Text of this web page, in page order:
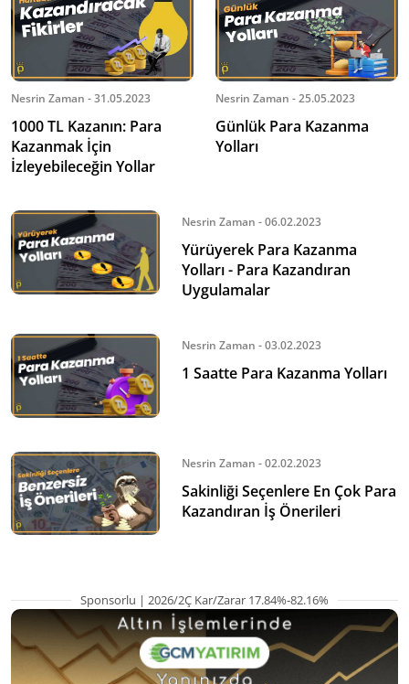
Nesrin Zaman - 31.05.2023
1000 TL Kazanın: Para
Kazanmak İçin
İzleyebileceğin Yollar
Nesrin Zaman - 25.05.2023
Günlük Para Kazanma
Yolları
Nesrin Zaman - 06.02.2023
Yürüyerek Para Kazanma
Yolları - Para Kazandıran
Uygulamalar
Nesrin Zaman - 03.02.2023
1 Saatte Para Kazanma Yolları
Nesrin Zaman - 02.02.2023
Sakinliği Seçenlere En Çok Para
Kazandıran İş Önerileri
Sponsorlu | 2026/2Ç Kar/Zarar 17.84%-82.16%